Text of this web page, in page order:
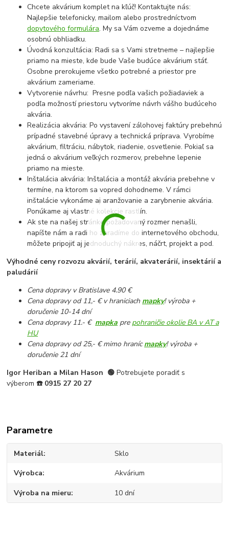
Chcete akvárium komplet na kľúč! Kontaktujte nás:
Najlepšie telefonicky, mailom alebo prostredníctvom
dopytového formulára. My sa Vám ozveme a dojednáme
osobnú obhliadku.
Úvodná konzultácia: Radi sa s Vami stretneme – najlepšie
priamo na mieste, kde bude Vaše budúce akvárium stáť.
Osobne prerokujeme všetko potrebné a priestor pre
akvárium zameriame.
Vytvorenie návrhu: Presne podľa vašich požiadaviek a
podľa možností priestoru vytvoríme návrh vášho budúceho
akvária.
Realizácia akvária: Po vystavení zálohovej faktúry prebehnú
prípadné stavebné úpravy a technická príprava. Vyrobíme
akvárium, filtráciu, nábytok, riadenie, osvetlenie. Pokiaľ sa
jedná o akvárium veľkých rozmerov, prebehne lepenie
priamo na mieste.
Inštalácia akvária: Inštalácia a montáž akvária prebehne v
termíne, na ktorom sa vopred dohodneme. V rámci
inštalácie vykonáme aj aranžovanie a zarybnenie akvária.
Ponúkame aj vlastné kolekcie rastlín.
Ak ste na našej stránke požadovaný rozmer nenašli,
napíšte nám a radi ho zaradíme do internetového obchodu,
môžete pripojiť aj jednoduchý nákres, náčrt, projekt a pod.
Výhodné ceny rozvozu akvárií, terárií, akvaterárií, insektárií a
paludárií
Cena dopravy v Bratislave 4.90 €
Cena dopravy od 11,- € v hraniciach mapky! výroba +
doručenie 10-14 dní
Cena dopravy 11.- € mapka pre pohraničie okolie BA v AT a
HU
Cena dopravy od 25,- € mimo hranícmapky! výroba +
doručenie 21 dní
Igor Heriban a Milan Hason 🟢Potrebujete poradiť s
výberom ☎️ 0915 27 20 27
Parametre
Materiál Sklo
Výrobca Akvárium
Výroba na mieru 10 dní